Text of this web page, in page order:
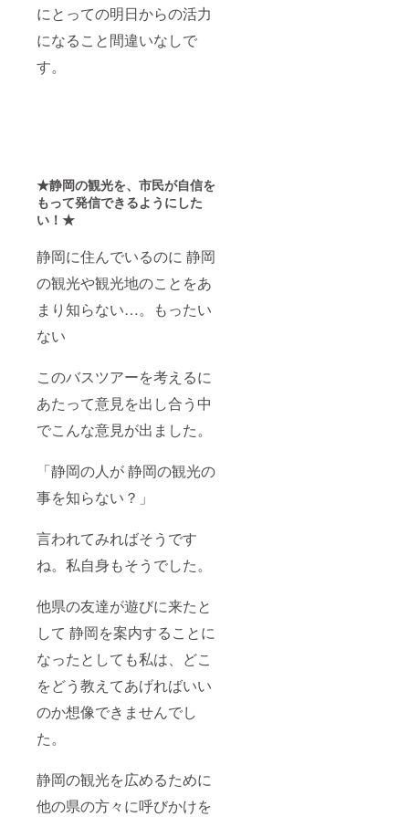
にとっての明日からの活力
になること間違いなしで
す。
★静岡の観光を、市民が自信を
もって発信できるようにした
い！★
静岡に住んでいるのに 静岡
の観光や観光地のことをあ
まり知らない…。もったい
ない
このバスツアーを考えるに
あたって意見を出し合う中
でこんな意見が出ました。
「静岡の人が 静岡の観光の
事を知らない？」
言われてみればそうです
ね。私自身もそうでした。
他県の友達が遊びに来たと
して 静岡を案内することに
なったとしても私は、どこ
をどう教えてあげればいい
のか想像できませんでし
た。
静岡の観光を広めるために
他の県の方々に呼びかけを